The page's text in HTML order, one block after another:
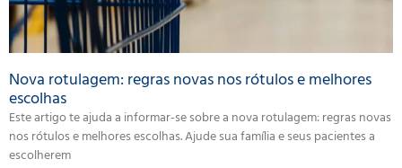
Nova rotulagem: regras novas nos rótulos e melhores
escolhas
Este artigo te ajuda a informar-se sobre a nova rotulagem: regras novas
nos rótulos e melhores escolhas. Ajude sua família e seus pacientes a
escolherem